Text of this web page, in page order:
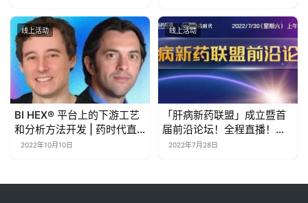
线上活动
BI HEX® 平台上的下游工艺
和分析方法开发 | 药时代直
播间第121期
2022年10月10日
线上活动
「肝病新药联盟」成立暨首
届前沿论坛！全程直播！欢
迎观看！
2022年7月28日